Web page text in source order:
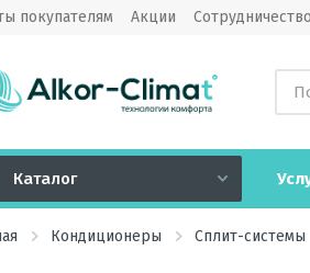
покупателям Акции Сотрудничество
Каталог
Кондиционеры Сплит-системы